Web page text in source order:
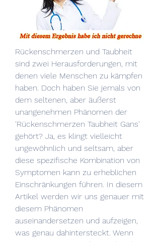
Rückenschmerzen und Taubheit
sind zwei Herausforderungen, mit
denen viele Menschen zu kämpfen
haben. Doch haben Sie jemals von
dem seltenen, aber äußerst
unangenehmen Phänomen der
'Rückenschmerzen Taubheit Gans'
gehört? Ja, es klingt vielleicht
ungewöhnlich und seltsam, aber
diese spezifische Kombination von
Symptomen kann zu erheblichen
Einschränkungen führen. In diesem
Artikel werden wir uns genauer mit
diesem Phänomen
auseinandersetzen und aufzeigen,
was genau dahintersteckt. Wenn